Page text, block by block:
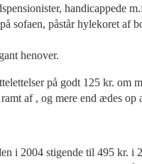
handicappede
sofaen, påstår hylekoret af
henover.
på godt 125 kr. om
af , og mere end ædes
i 2004 stigende til 495 kr.